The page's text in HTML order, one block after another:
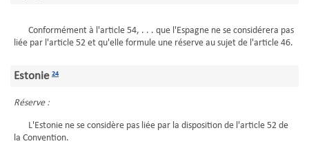
Conformément à l'article 54, . . . que l'Espagne ne se considérera pas
liée par l'article 52 et qu'elle formule une réserve au sujet de l'article 46.
Estonie 24
Réserve :
L'Estonie ne se considère pas liée par la disposition de l'article 52 de
la Convention.